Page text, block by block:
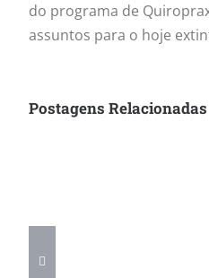
do programa de
assuntos para o hoje
Postagens Relacionadas